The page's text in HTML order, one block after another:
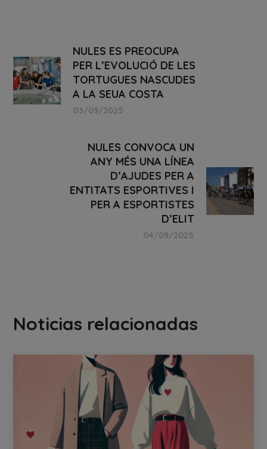
NULES ES PREOCUPA
PER L’EVOLUCIÓ DE LES
TORTUGUES NASCUDES
A LA SEUA COSTA
03/09/2025
NULES CONVOCA UN
ANY MÉS UNA LÍNEA
D’AJUDES PER A
ENTITATS ESPORTIVES I
PER A ESPORTISTES
D’ELIT
04/09/2025
Noticias relacionadas